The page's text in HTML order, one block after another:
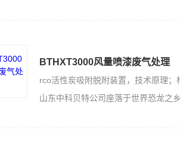
BTHXT3000风量喷漆废气处理
山东中科贝特公司座落于世界恐龙之乡的山东诸城，是一家集科技开发、生产